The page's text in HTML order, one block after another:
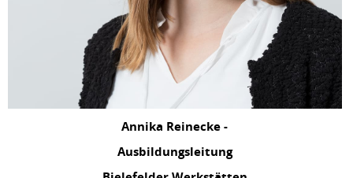
Annika Reinecke -
Ausbildungsleitung